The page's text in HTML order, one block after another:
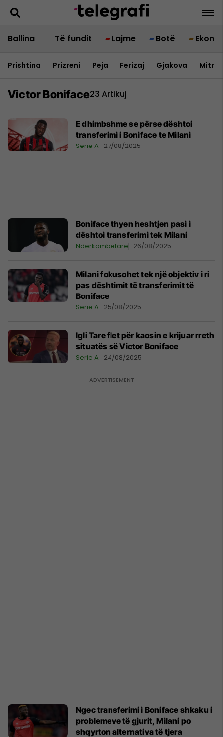
Ballina Të fundit Lajme Botë
Prishtina Prizreni Peja Ferizaj Gjakova
Victor Boniface23 Artikuj
E dhimbshme se përse dështoi
transferimi i Boniface te Milani
Serie A 27/08/2025
Boniface thyen heshtjen pasi i
dështoi transferimi tek Milani
Ndërkombëtare 26/08/2025
Milani fokusohet tek një objektiv i ri
pas dështimit të transferimit të
Boniface
Serie A 25/08/2025
Igli Tare flet për kaosin e krijuar rreth
situatës së Victor Boniface
Serie A 24/08/2025
Ngec transferimi i Boniface shkaku i
problemeve të gjurit, Milani po
shqyrton alternativa të tjera